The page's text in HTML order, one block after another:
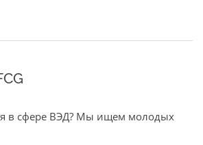
в сфере ВЭД? Мы ищем молодых